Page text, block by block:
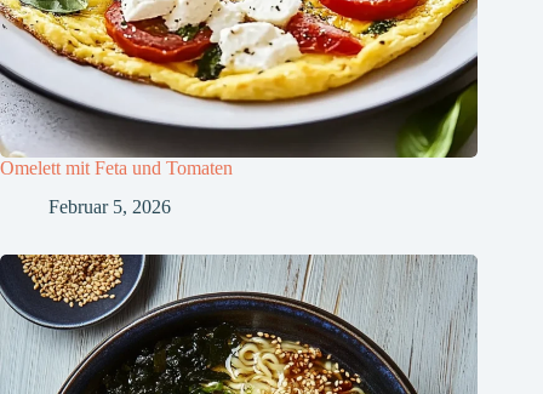
Omelett mit Feta und Tomaten
Februar 5, 2026